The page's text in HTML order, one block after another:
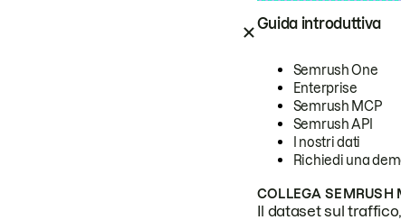
Guida introduttiva
Semrush One
Enterprise
Semrush MCP
Semrush API
I nostri dati
Richiedi una
COLLEGA SEMRUSH
Il dataset sul